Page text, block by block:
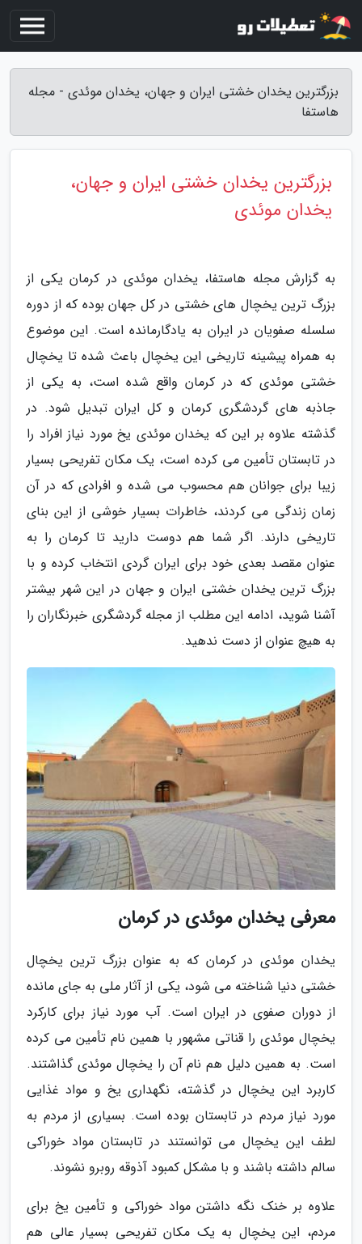
بزرگترین یخدان خشتی ایران و جهان، یخدان موئدی - مجله
هاستفا
بزرگترین یخدان خشتی ایران و جهان،
یخدان موئدی
به گزارش مجله هاستفا، یخدان موئدی در کرمان یکی از
بزرگ ترین یخچال های خشتی در کل جهان بوده که از دوره
سلسله صفویان در ایران به یادگارمانده است. این موضوع
به همراه پیشینه تاریخی این یخچال باعث شده تا یخچال
خشتی موئدی که در کرمان واقع شده است، به یکی از
جاذبه های گردشگری کرمان و کل ایران تبدیل شود. در
گذشته علاوه بر این که یخدان موئدی یخ مورد نیاز افراد را
در تابستان تأمین می کرده است، یک مکان تفریحی بسیار
زیبا برای جوانان هم محسوب می شده و افرادی که در آن
زمان زندگی می کردند، خاطرات بسیار خوشی از این بنای
تاریخی دارند. اگر شما هم دوست دارید تا کرمان را به
عنوان مقصد بعدی خود برای ایران گردی انتخاب کرده و با
بزرگ ترین یخدان خشتی ایران و جهان در این شهر بیشتر
آشنا شوید، ادامه این مطلب از مجله گردشگری خبرنگاران را
به هیچ عنوان از دست ندهید.
معرفی یخدان موئدی در کرمان
یخدان موئدی در کرمان که به عنوان بزرگ ترین یخچال
خشتی دنیا شناخته می شود، یکی از آثار ملی به جای مانده
از دوران صفوی در ایران است. آب مورد نیاز برای کارکرد
یخچال موئدی را قناتی مشهور با همین نام تأمین می کرده
است. به همین دلیل هم نام آن را یخچال موئدی گذاشتند.
کاربرد این یخچال در گذشته، نگهداری یخ و مواد غذایی
مورد نیاز مردم در تابستان بوده است. بسیاری از مردم به
لطف این یخچال می توانستند در تابستان مواد خوراکی
سالم داشته باشند و با مشکل کمبود آذوقه روبرو نشوند.
علاوه بر خنک نگه داشتن مواد خوراکی و تأمین یخ برای
مردم، این یخچال به یک مکان تفریحی بسیار عالی هم